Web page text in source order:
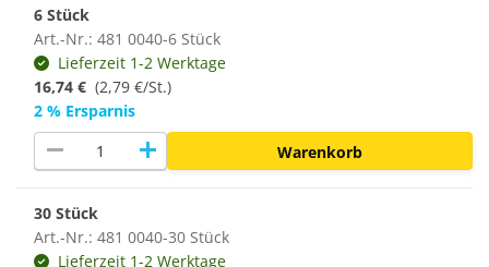
6 Stück
Art.-Nr.: 481 0040-6 Stück
Lieferzeit 1-2 Werktage
16,74 € (2,79 €/St.)
2 % Ersparnis
remove add Warenkorb
30 Stück
Art.-Nr.: 481 0040-30 Stück
Lieferzeit 1-2 Werktage